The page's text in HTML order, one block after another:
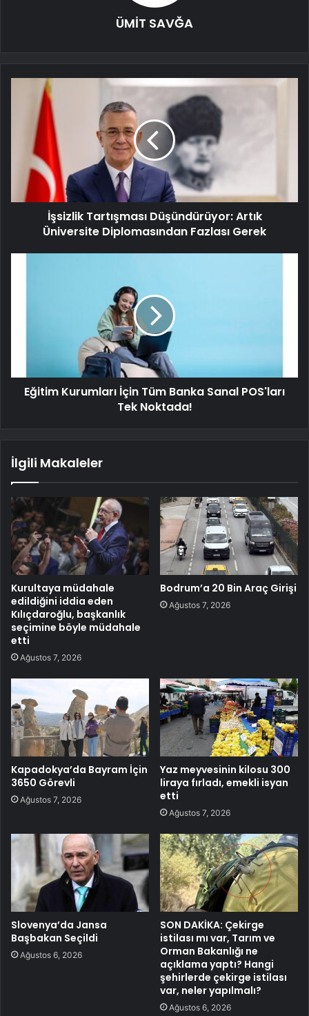
ÜMİT SAVĞA
İşsizlik Tartışması Düşündürüyor: Artık
Üniversite Diplomasından Fazlası Gerek
Eğitim Kurumları İçin Tüm Banka Sanal POS'ları
Tek Noktada!
İlgili Makaleler
Kurultaya müdahale
edildiğini iddia eden
Kılıçdaroğlu, başkanlık
seçimine böyle müdahale
etti
Ağustos 7, 2026
Bodrum’a 20 Bin Araç Girişi
Ağustos 7, 2026
Kapadokya’da Bayram İçin
3650 Görevli
Ağustos 7, 2026
Yaz meyvesinin kilosu 300
liraya fırladı, emekli isyan
etti
Ağustos 7, 2026
Slovenya’da Jansa
Başbakan Seçildi
Ağustos 6, 2026
SON DAKİKA: Çekirge
istilası mı var, Tarım ve
Orman Bakanlığı ne
açıklama yaptı? Hangi
şehirlerde çekirge istilası
var, neler yapılmalı?
Ağustos 6, 2026